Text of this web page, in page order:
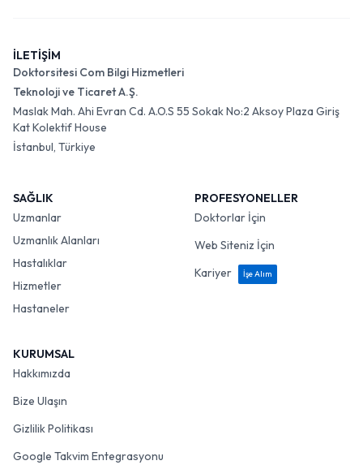
İLETİŞİM
Doktorsitesi Com Bilgi Hizmetleri
Teknoloji ve Ticaret A.Ş.
Maslak Mah. Ahi Evran Cd. A.O.S 55 Sokak No:2 Aksoy Plaza Giriş
Kat Kolektif House
İstanbul, Türkiye
SAĞLIK
Uzmanlar
Uzmanlık Alanları
Hastalıklar
Hizmetler
Hastaneler
PROFESYONELLER
Doktorlar İçin
Web Siteniz İçin
Kariyer
İşe Alım
KURUMSAL
Hakkımızda
Bize Ulaşın
Gizlilik Politikası
Google Takvim Entegrasyonu